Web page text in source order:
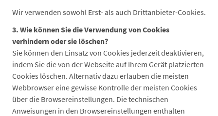
Wir verwenden sowohl Erst- als auch Drittanbieter-Cookies.
3. Wie können Sie die Verwendung von Cookies
verhindern oder sie löschen?
Sie können den Einsatz von Cookies jederzeit deaktivieren,
indem Sie die von der Webseite auf Ihrem Gerät platzierten
Cookies löschen. Alternativ dazu erlauben die meisten
Webbrowser eine gewisse Kontrolle der meisten Cookies
über die Browsereinstellungen. Die technischen
Anweisungen in den Browsereinstellungen enthalten